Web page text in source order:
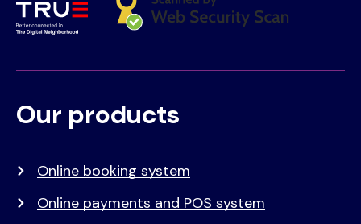
Voet
Primair
Our products
Online booking system
Online payments and POS system